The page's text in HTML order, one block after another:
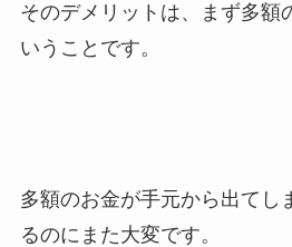
そのデメリットは、まず多額
いうことです。
多額のお金が手元から出てし
るのにまた大変です。